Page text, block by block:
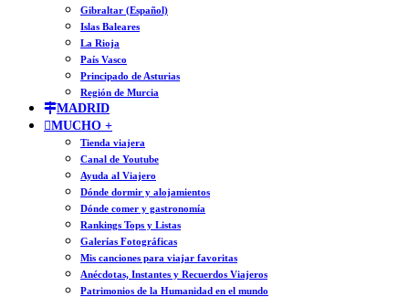
Gibraltar (Español)
Islas Baleares
La Rioja
País Vasco
Principado de Asturias
Región de Murcia
MADRID
MUCHO +
Tienda viajera
Canal de Youtube
Ayuda al Viajero
Dónde dormir y alojamientos
Dónde comer y gastronomía
Rankings Tops y Listas
Galerías Fotográficas
Mis canciones para viajar favoritas
Anécdotas, Instantes y Recuerdos Viajeros
Patrimonios de la Humanidad en el mundo